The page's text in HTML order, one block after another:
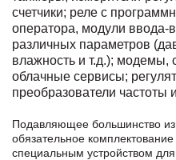
счетчики; реле с
оператора, модули ввода-
различных параметров
влажность и т.д.); модемы,
облачные сервисы;
преобразователи частоты
Подавляющее большинство
обязательное
специальным устройством